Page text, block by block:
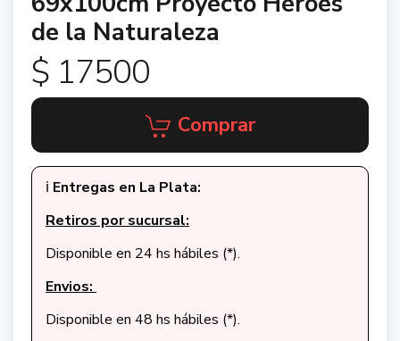
de la Naturaleza
$ 17500
Comprar
ℹ️ Entregas en La Plata:
Retiros por sucursal:
Disponible en 24 hs hábiles (*).
Envios:
Disponible en 48 hs hábiles (*).